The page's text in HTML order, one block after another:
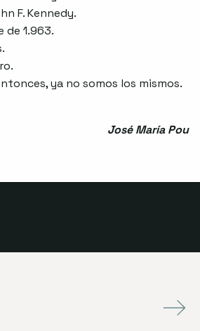
F. Kennedy.
de 1.963.
ya no somos los mismos.
José María Pou